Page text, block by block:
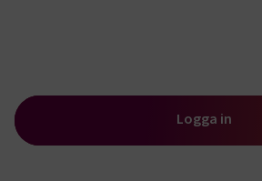
Logga in